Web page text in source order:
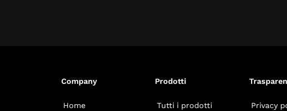
Company
Home
Prodotti
Tutti i prodotti
Privacy